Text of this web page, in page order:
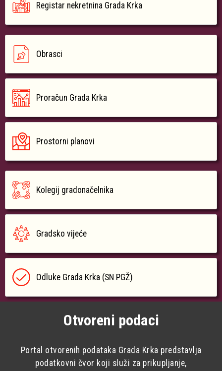
Registar nekretnina Grada Krka
Obrasci
Proračun Grada Krka
Prostorni planovi
Kolegij gradonačelnika
Gradsko vijeće
Odluke Grada Krka (SN PGŽ)
Otvoreni podaci
Portal otvorenih podataka Grada Krka predstavlja
podatkovni čvor koji služi za prikupljanje,